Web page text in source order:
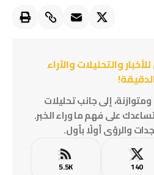
والتحليلات والآراء
إلى جانب تحليلات
على فهم ما وراء الخبر.
والرؤى أولًا بأول.
140
5.5K